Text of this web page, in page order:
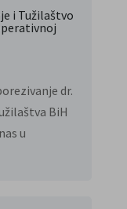
i Tužilaštvo
dr.
BiH
u